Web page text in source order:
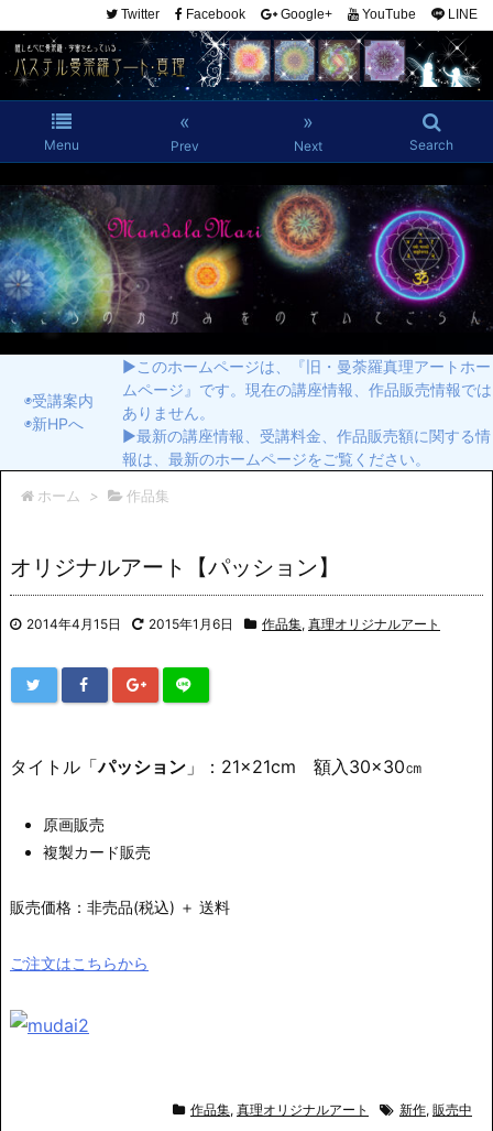
Menu
«
Prev
»
Next Search
Twitter Facebook Google+ YouTube LINE
◉受講案内
◉新HPへ
▶︎このホームページは、『旧・曼荼羅真理アートホー
ムページ』です。現在の講座情報、作品販売情報では
ありません。
▶︎最新の講座情報、受講料金、作品販売額に関する情
報は、最新のホームページをご覧ください。
ホーム > 作品集
オリジナルアート【パッション】
2014年4月15日 2015年1月6日 作品集, 真理オリジナルアート
タイトル「パッション 」：21×21cm 額入30×30㎝
原画販売
複製カード販売
販売価格： 非売品(税込) ＋ 送料
ご注文はこちらから
作品集, 真理オリジナルアート 新作, 販売中